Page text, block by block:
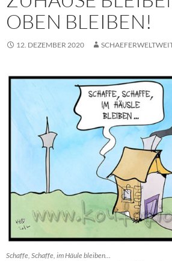
BEN BLEIBEN!
12. DEZEMBER 2020
Schaffe, Schaffe, im Häule bleiben…